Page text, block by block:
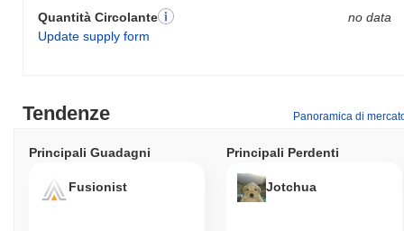
Quantità Circolante
Update supply form
no data
Tendenze Panoramica di
Principali Guadagni
Fusionist
Principali Perdenti
Jotchua